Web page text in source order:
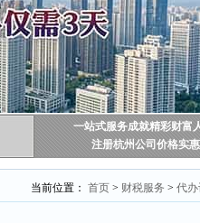
一站式服务成就精彩财富
注册杭州公司价格实惠
当前位置： 首页 > 财税服务 > 代